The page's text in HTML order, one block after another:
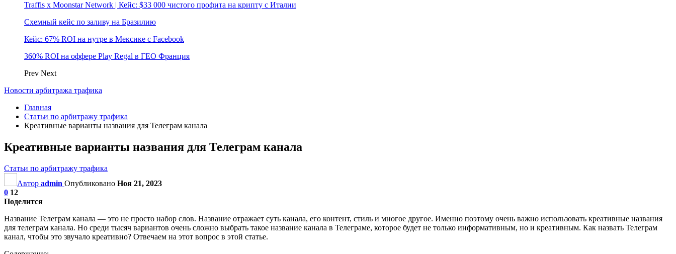
Traffis x Moonstar Network | Кейс: $33 000 чистого профита на крипту с Италии
Схемный кейс по заливу на Бразилию
Кейс: 67% ROI на нутре в Мексике с Facebook
360% ROI на оффере Play Regal в ГЕО Франция
Prev Next
Новости арбитража трафика
Главная
Статьи по арбитражу трафика
Креативные варианты названия для Телеграм канала
Креативные варианты названия для Телеграм канала
Статьи по арбитражу трафика
Автор admin Опубликовано Ноя 21, 2023
0 12
Поделится
Название Телеграм канала — это не просто набор слов. Название отражает суть канала, его контент, стиль и многое другое. Именно поэтому очень важно использовать креативные названия
для телеграм канала. Но среди тысяч вариантов очень сложно выбрать такое название канала в Телеграме, которое будет не только информативным, но и креативным. Как назвать Телеграм
канал, чтобы это звучало креативно? Отвечаем на этот вопрос в этой статье.